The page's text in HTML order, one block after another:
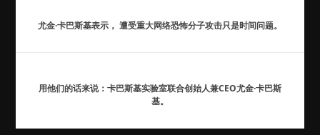
尤金·卡巴斯基表示， 遭受重大网络恐怖分子攻击只是时间问题。
用他们的话来说：卡巴斯基实验室联合创始人兼CEO尤金·卡巴斯
基。